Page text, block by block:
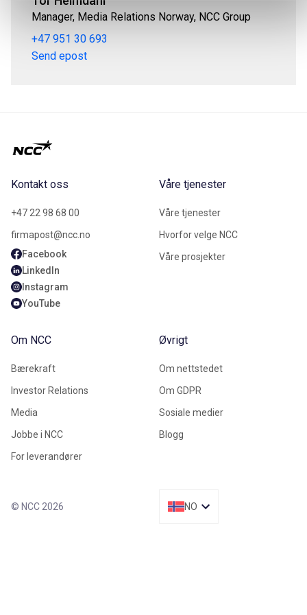
Manager, Media Relations Norway, NCC Group
+47 951 30 693
Send epost
Kontakt oss
+47 22 98 68 00
firmapost@ncc.no
Facebook
LinkedIn
Instagram
YouTube
Våre tjenester
Våre tjenester
Hvorfor velge NCC
Våre prosjekter
Om NCC
Bærekraft
Investor Relations
Media
Jobbe i NCC
For leverandører
Øvrigt
Om nettstedet
Om GDPR
Sosiale medier
Blogg
© NCC 2026 NO